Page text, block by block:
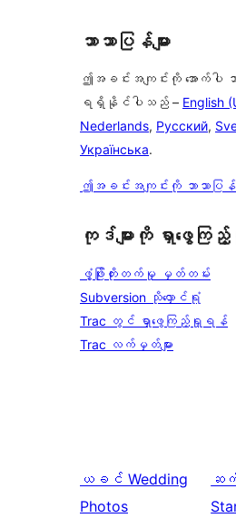
ဘာသာပြန်များ
ဤအခင်းအကျင်းကို အောက်ပါ ဘာသ
ရရှိနိုင်ပါသည် – English
Nederlands, Русский,
Українська.
ဤအခင်းအကျင်းကို ဘာသာပ
ကုဒ်များကို ရှာဖွေက
ဖွံ့ဖြိုးတိုးတက်မှု မှတ်တမ်း
Subversion သိုလှောင်ရုံ
Trac တွင် ရှာဖွေကြည့်ရှုရန်
Trac လက်မှတ်များ
ယခင် Wedding
Photos
ဆ